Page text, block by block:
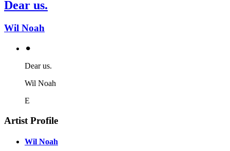
Dear us.
Wil Noah
⚫︎
Dear us.
Wil Noah
E
Artist Profile
Wil Noah